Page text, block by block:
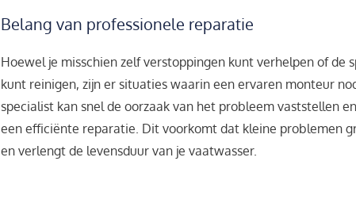
Belang van professionele reparatie
Hoewel je misschien zelf verstoppingen kunt verhelpen of de
kunt reinigen, zijn er situaties waarin een ervaren monteur
specialist kan snel de oorzaak van het probleem vaststellen
een efficiënte reparatie. Dit voorkomt dat kleine problemen
en verlengt de levensduur van je vaatwasser.